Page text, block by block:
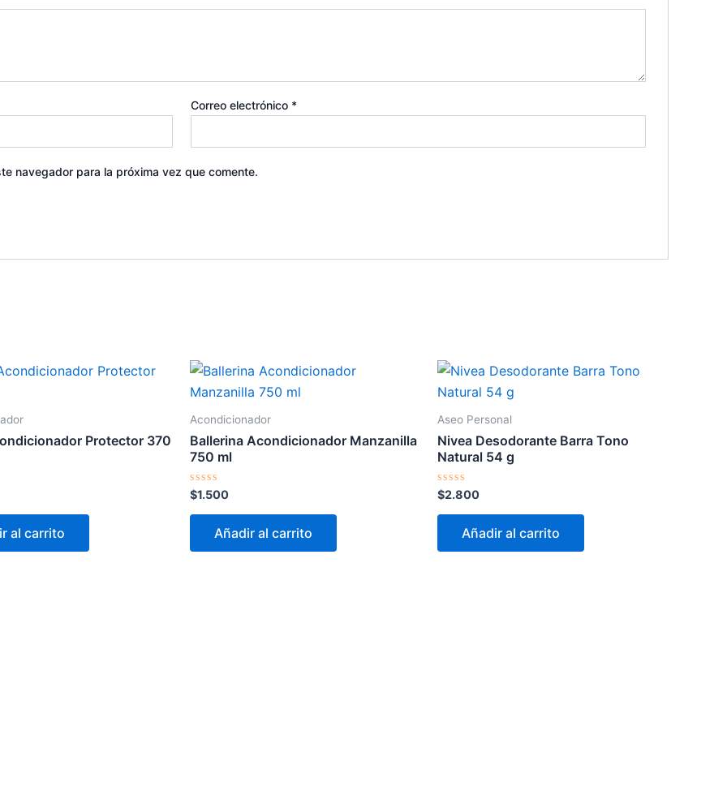
Correo electrónico *
navegador para la próxima vez que comente.
Protector 370
al carrito
Acondicionador
Ballerina Acondicionador Manzanilla
750 ml
Valorado
con
0
$1.500
Añadir al carrito
Aseo Personal
Nivea Desodorante Barra Tono
Natural 54 g
Valorado
con
0
$2.800
Añadir al carrito